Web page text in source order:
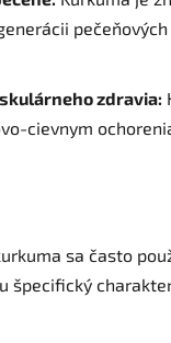
pečeňových
zdravia:
cievnym
sa často
špecifický